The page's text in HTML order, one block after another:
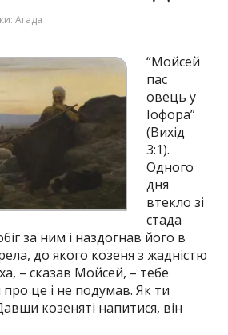
Агада
“Мойсей
пас
овець у
Іофора”
(Вихід
3:1).
Одного
дня
втекло зі
стада
за ним і наздогнав його в
до якого козеня з жадністю
– сказав Мойсей, – тебе
про це і не подумав. Як ти
козеняті напитися, він